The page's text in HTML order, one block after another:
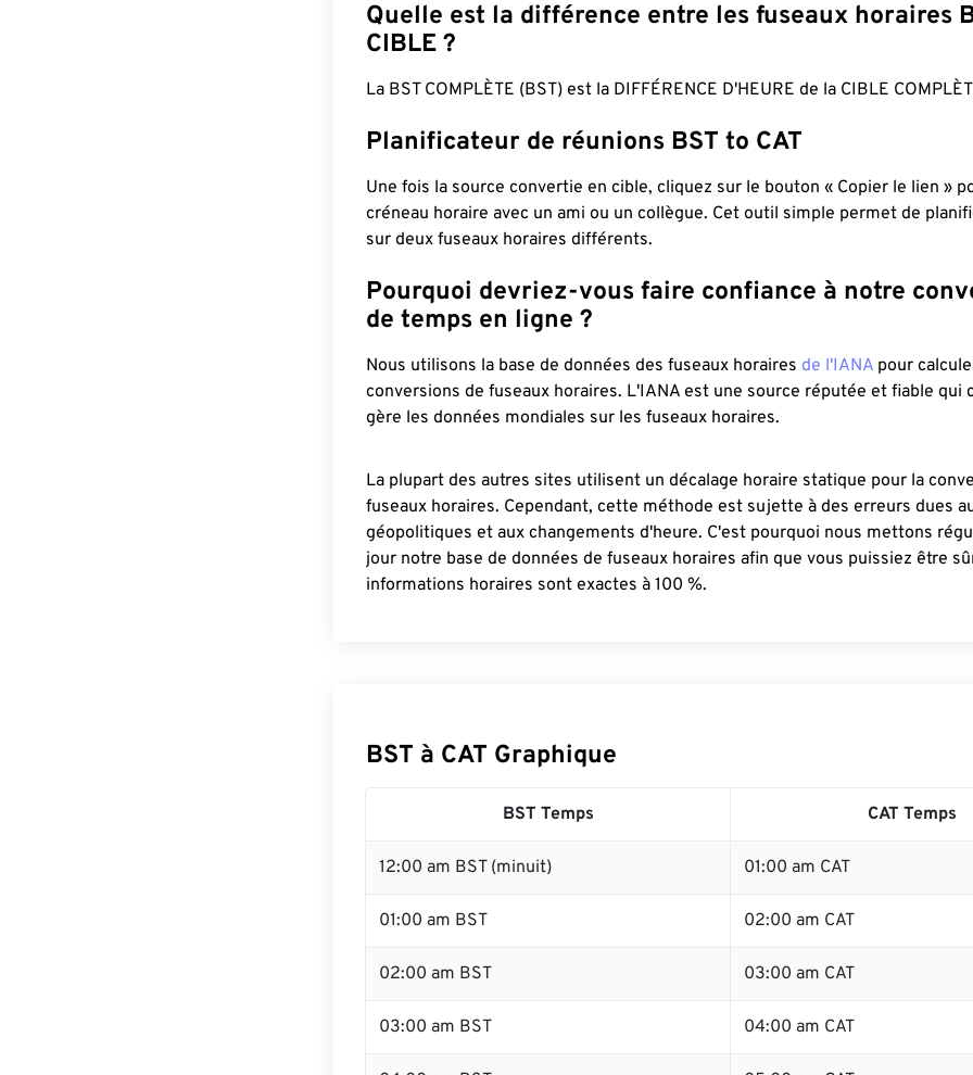
Quelle est la différence entre les fuseaux horaires
CIBLE ?
La BST COMPLÈTE (BST) est la DIFFÉRENCE D'HEURE de la CIBLE
Planificateur de réunions BST to CAT
Une fois la source convertie en cible, cliquez sur le bouton « Copier le lien »
créneau horaire avec un ami ou un collègue. Cet outil simple permet de
sur deux fuseaux horaires différents.
Pourquoi devriez-vous faire confiance à notre
de temps en ligne ?
Nous utilisons la base de données des fuseaux horaires de l'IANA pour
conversions de fuseaux horaires. L'IANA est une source réputée et fiable qui
gère les données mondiales sur les fuseaux horaires.
La plupart des autres sites utilisent un décalage horaire statique pour la
fuseaux horaires. Cependant, cette méthode est sujette à des erreurs dues
géopolitiques et aux changements d'heure. C'est pourquoi nous mettons
jour notre base de données de fuseaux horaires afin que vous puissiez être
informations horaires sont exactes à 100 %.
BST à CAT Graphique
BST Temps CAT Temps
12:00 am BST (minuit) 01:00 am CAT
01:00 am BST 02:00 am CAT
02:00 am BST 03:00 am CAT
03:00 am BST 04:00 am CAT